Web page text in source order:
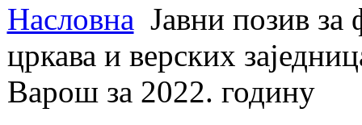
Насловна Јавни позив
цркава и верских
Варош за 2022. годину